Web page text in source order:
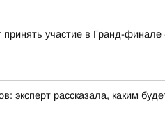
участие в Гранд-финале
эксперт рассказала, каким